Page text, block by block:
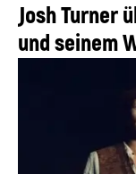
Josh Turner
und seinem